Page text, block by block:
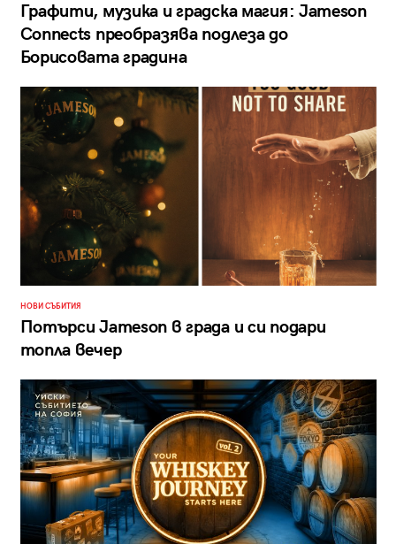
Графити, музика и градска магия: Jameson
Connects преобразява подлеза до
Борисовата градина
НОВИ СЪБИТИЯ
Потърси Jameson в града и си подари
топла вечер